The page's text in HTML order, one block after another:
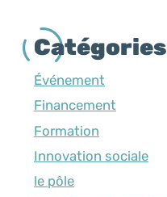
Catégories
Événement
Financement
Formation
Innovation sociale
le pôle